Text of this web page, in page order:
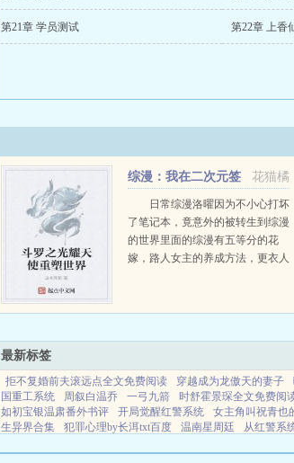
第21章 学员测试 第22章 上香
花猫橘
综漫：我在二次元签
日常综漫洛曜因为不小心打坏
了笔记本，竟意外的被转生到综漫
的世界里面的综漫有五等分的花
嫁，路人女主的养成方法，更衣人
借女友，侦探后...
最新标签
拒不复婚前夫滚远点全文免费阅读 穿越成为龙傲天的妻子
国重工系统
周叙白温乔 一弓九箭 时舒霍景琛全文免费阅
如初宝银温肃番外书评
开局觉醒红警系统 女主角叫祝青也
生异界合集
犯罪心理by长洱txt百度 温南星周廷 从红警系
穿书后被反派最
方星冉 嘘舍 路人甲万人迷无cp 桑念谢